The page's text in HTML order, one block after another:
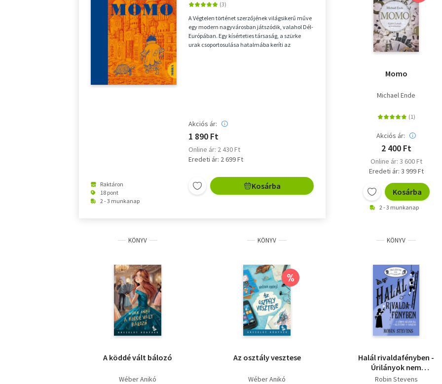
Raktáron
18 pont
2 - 3 munkanap
A Végtelen történet szerzőjének világsikerű műve
egy modern nagyvárosban játszódik, valahol Dél-
Európában. Egy kísérteties társaság, a szürke
urak csoportosulása hatalmába keríti az
Akciós ár:
1 890 Ft
Online ár: 2 430 Ft
Eredeti ár: 2 699 Ft
Kosárba
Momo
Michael Ende
Akciós ár:
2 400 Ft
Online ár: 3 600 Ft
Eredeti ár: 3 999 Ft
Kosárba
2 - 3 munkanap
KÖNYV
A köddé vált bálozó
Wéber Anikó
KÖNYV
%
Az osztály vesztese
Wéber Anikó
KÖNYV
Halál rivaldafényben -
Úrilányok nem
gyilkolnak 7. -
Robin Stevens